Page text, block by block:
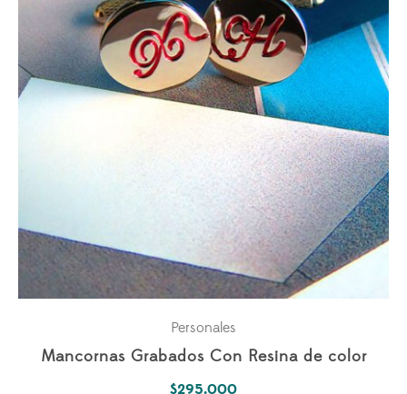
Personales
Mancornas Grabados Con Resina de color
$295.000